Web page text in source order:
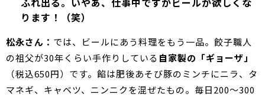
ります！（笑）
松永さん： では、ビールにあう料理をもう一品。餃子職人
の祖父が30年くらい手作りしている 自家製の「ギョーザ」
（税込650円）です。餡は肥後あそび豚のミンチにニラ、タ
マネギ、キャベツ、ニンニクを混ぜたもの。毎日200～300